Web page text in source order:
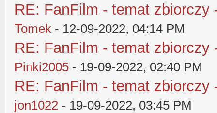
RE: FanFilm - temat zbiorczy
Tomek - 12-09-2022, 04:14 PM
RE: FanFilm - temat zbiorczy
Pinki2005 - 19-09-2022, 02:40 PM
RE: FanFilm - temat zbiorczy
jon1022 - 19-09-2022, 03:45 PM